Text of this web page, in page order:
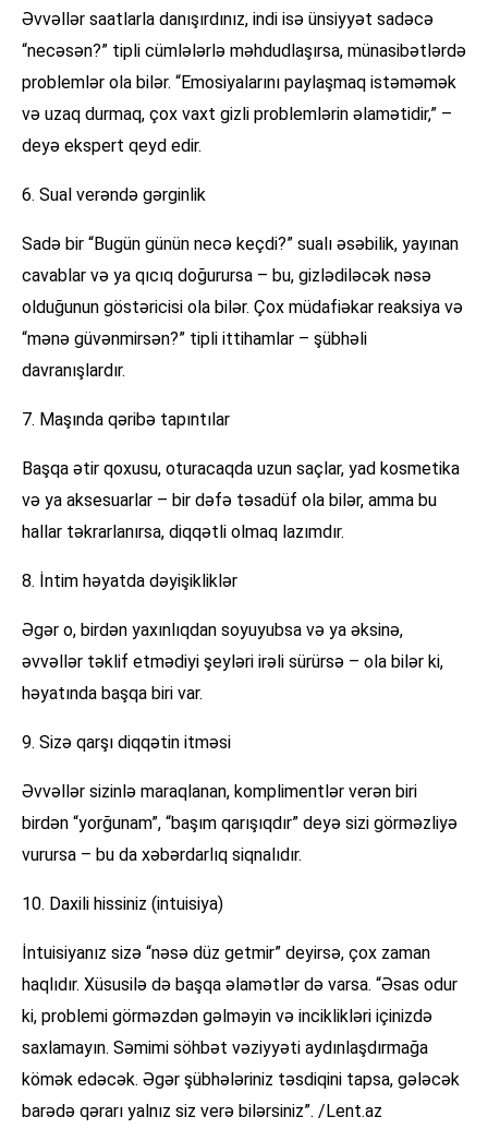
Əvvəllər saatlarla danışırdınız, indi isə ünsiyyət sadəcə
“necəsən?” tipli cümlələrlə məhdudlaşırsa, münasibətlərdə
problemlər ola bilər. “Emosiyalarını paylaşmaq istəməmək
və uzaq durmaq, çox vaxt gizli problemlərin əlamətidir,” –
deyə ekspert qeyd edir.
6. Sual verəndə gərginlik
Sadə bir “Bugün günün necə keçdi?” sualı əsəbilik, yayınan
cavablar və ya qıcıq doğurursa – bu, gizlədiləcək nəsə
olduğunun göstəricisi ola bilər. Çox müdafiəkar reaksiya və
“mənə güvənmirsən?” tipli ittihamlar – şübhəli
davranışlardır.
7. Maşında qəribə tapıntılar
Başqa ətir qoxusu, oturacaqda uzun saçlar, yad kosmetika
və ya aksesuarlar – bir dəfə təsadüf ola bilər, amma bu
hallar təkrarlanırsa, diqqətli olmaq lazımdır.
8. İntim həyatda dəyişikliklər
Əgər o, birdən yaxınlıqdan soyuyubsa və ya əksinə,
əvvəllər təklif etmədiyi şeyləri irəli sürürsə – ola bilər ki,
həyatında başqa biri var.
9. Sizə qarşı diqqətin itməsi
Əvvəllər sizinlə maraqlanan, komplimentlər verən biri
birdən “yorğunam”, “başım qarışıqdır” deyə sizi görməzliyə
vurursa – bu da xəbərdarlıq siqnalıdır.
10. Daxili hissiniz (intuisiya)
İntuisiyanız sizə “nəsə düz getmir” deyirsə, çox zaman
haqlıdır. Xüsusilə də başqa əlamətlər də varsa. “Əsas odur
ki, problemi görməzdən gəlməyin və inciklikləri içinizdə
saxlamayın. Səmimi söhbət vəziyyəti aydınlaşdırmağa
kömək edəcək. Əgər şübhələriniz təsdiqini tapsa, gələcək
barədə qərarı yalnız siz verə bilərsiniz”. /Lent.az